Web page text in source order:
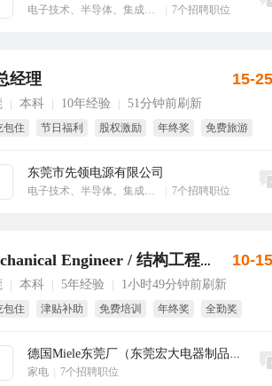
电子技术、半导体、集成电路 7个招聘职位
经理
本科 10年经验 51分钟前刷新
包住 节日福利 股权激励 年终奖
免费旅游
东莞市先领电源有限公司
电子技术、半导体、集成电路 7个招聘职位
15-
立即沟通
Mechanical Engineer / 结构工程师
本科 5年经验 1小时49分钟前刷新
包住 津贴补助 免费培训 年终奖
全勤奖
德国Miele东莞厂（东莞宏大电器制品有...
家电
7个招聘职位
10-
立即沟通